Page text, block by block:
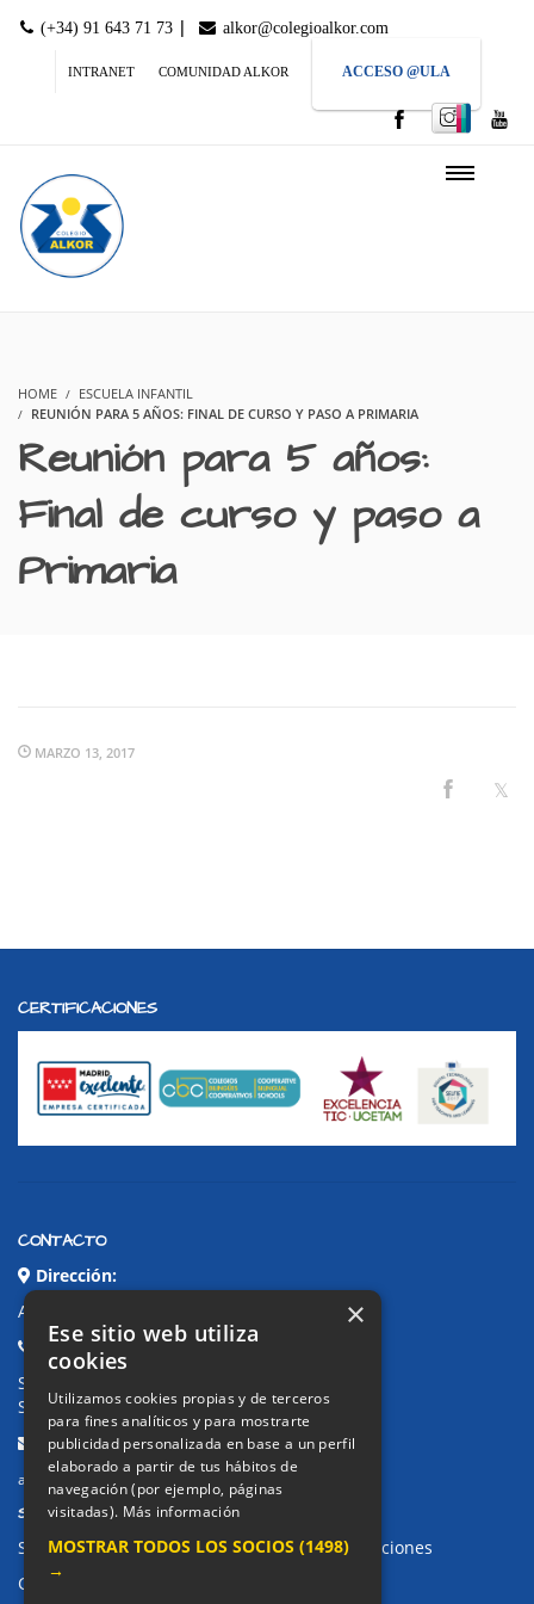
(+34) 91 643 71 73 | alkor@colegioalkor.com
INTRANET COMUNIDAD ALKOR ACCESO @ULA
HOME
ESCUELA INFANTIL
REUNIÓN PARA 5 AÑOS: FINAL DE CURSO Y PASO A PRIMARIA
Reunión para 5 años:
Final de curso y paso a
Primaria
MARZO 13, 2017
CERTIFICACIONES
CONTACTO
Dirección:
Avda. de Pablo Iglesias, 4. Alcorcón
Teléfonos:
Secretaría Ppal:
Secretaría Infantil:91 643 61 33
Email:
alkor@colegioalkor.com
SUGERENCIAS Y CANAL DE DENUNCIAS
Sugerencias, Quejas, Reclamaciones y Felicitaciones
Canal de denuncias
×
Ese sitio web utiliza
cookies
Utilizamos cookies propias y de terceros
para fines analíticos y para mostrarte
publicidad personalizada en base a un perfil
elaborado a partir de tus hábitos de
navegación (por ejemplo, páginas
visitadas). Más información
MOSTRAR TODOS LOS SOCIOS (1498)
→